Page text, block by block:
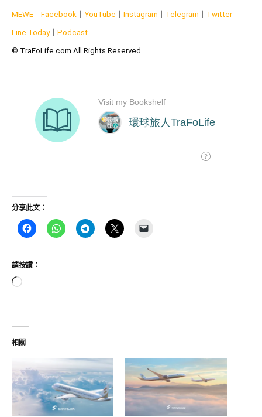
MEWE Facebook YouTube Instagram Telegram Twitter｜
Line Today｜ Podcast
© TraFoLife.com All Rights Reserved.
分享此文：
請按讚：
正
入...
相關